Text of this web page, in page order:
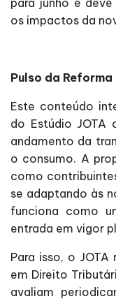
os impactos da
Pulso da Reforma
Este conteúdo
do Estúdio JOTA
andamento da
o consumo. A
como
se adaptando às
funciona como
entrada em vigor
Para isso, o
em Direito
avaliam